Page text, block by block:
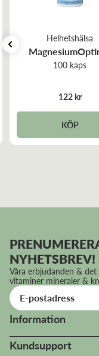
Helhetshälsa
100 kaps
122 kr
KÖP
NYHETSBREV!
Våra erbjudanden &
vitaminer mineraler &
Information
Kundsupport